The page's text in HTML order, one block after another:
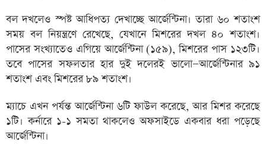
বল দখলেও স্পষ্ট আধিপত্য দেখাচ্ছে আর্জেন্টিনা। তারা ৬০ শতাংশ
সময় বল নিয়ন্ত্রণে রেখেছে, যেখানে মিশরের দখল ৪০ শতাংশ।
পাসের সংখ্যাতেও এগিয়ে আর্জেন্টিনা (১৫৯), মিশরের পাস ১২৩টি।
তবে পাসের সফলতার হার দুই দলেরই ভালো—আর্জেন্টিনার ৯১
শতাংশ এবং মিশরের ৮৯ শতাংশ।
ম্যাচে এখন পর্যন্ত আর্জেন্টিনা ৬টি ফাউল করেছে, আর মিশর করেছে
১টি। কর্নারে ১-১ সমতা থাকলেও অফসাইডে একবার ধরা পড়েছে
আর্জেন্টিনা।